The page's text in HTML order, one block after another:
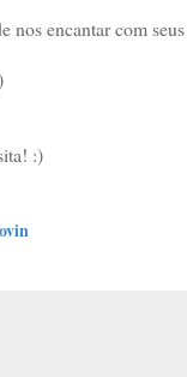
nos encantar com
:)